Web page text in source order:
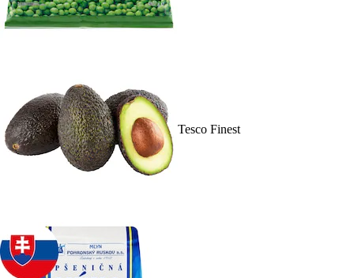
Tesco Finest